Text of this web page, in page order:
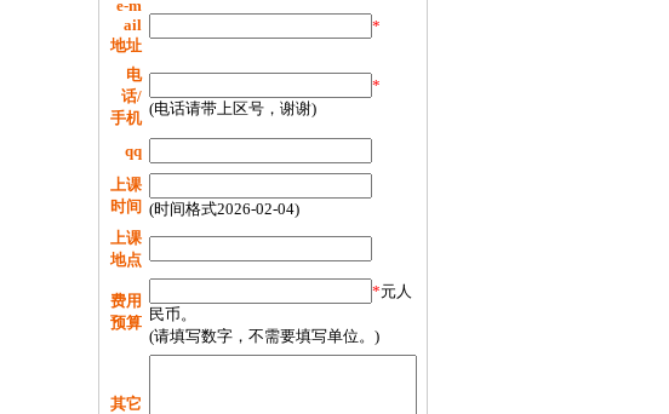
e-m
ail
地址
*
电
话/
手机
*
(电话请带上区号，谢谢)
qq
上课
时间 (时间格式2026-02-04)
上课
地点
费用
预算
*元人
民币。
(请填写数字，不需要填写单位。)
其它